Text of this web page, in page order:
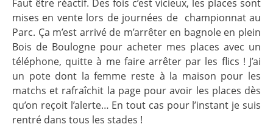
Faut être réactif. Des fois c’est vicieux, les places sont
mises en vente lors de journées de championnat au
Parc. Ça m’est arrivé de m’arrêter en bagnole en plein
Bois de Boulogne pour acheter mes places avec un
téléphone, quitte à me faire arrêter par les flics ! J’ai
un pote dont la femme reste à la maison pour les
matchs et rafraîchit la page pour avoir les places dès
qu’on reçoit l’alerte… En tout cas pour l’instant je suis
rentré dans tous les stades !